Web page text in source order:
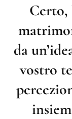
Certo,
da
vostro